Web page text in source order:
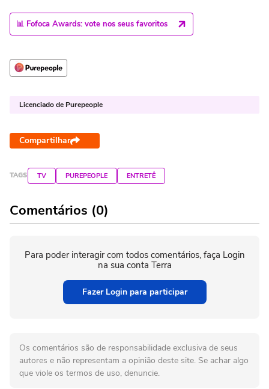
📊 Fofoca Awards: vote nos seus favoritos
Licenciado de Purepeople
Compartilhar
TAGS TV PUREPEOPLE ENTRETÊ
Comentários (0)
Para poder interagir com todos comentários, faça Login
na sua conta Terra
Fazer Login para participar
Os comentários são de responsabilidade exclusiva de seus
autores e não representam a opinião deste site. Se achar algo
que viole os termos de uso, denuncie.